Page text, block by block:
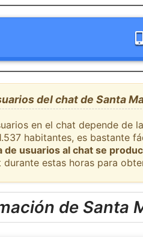
del chat de Santa
en el chat depende de
habitantes, es bastante
de usuarios al chat se
estas horas para
de Santa